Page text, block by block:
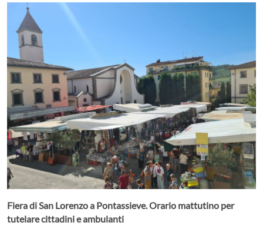
Fiera di San Lorenzo a Pontassieve. Orario mattutino per
tutelare cittadini e ambulanti